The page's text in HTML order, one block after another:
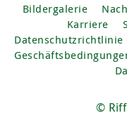
Bildergalerie
Karriere
Datenschutzrichtlinie
©